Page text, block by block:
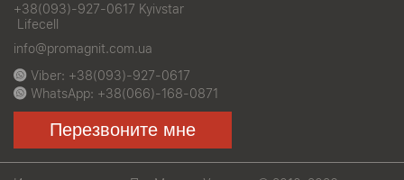
+38(093)-927-0617 Kyivstar
Lifecell
info@promagnit.com.ua
Viber: +38(093)-927-0617
WhatsApp: +38(066)-168-0871
Перезвоните мне